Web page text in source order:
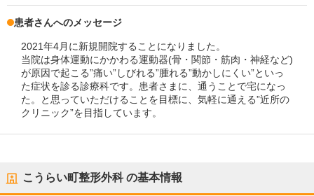
患者さんへのメッセージ
2021年4月に新規開院することになりました。
当院は身体運動にかかわる運動器(骨・関節・筋肉・神経など)
が原因で起こる”痛い”しびれる”腫れる”動かしにくい”といっ
た症状を診る診療科です。患者さまに、通うことで宅になっ
た。と思っていただけることを目標に、気軽に通える”近所の
クリニック”を目指しています。
こうらい町整形外科の基本情報